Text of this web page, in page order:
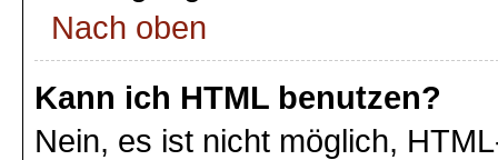
Nach oben
Kann ich HTML benutzen?
Nein, es ist nicht möglich,